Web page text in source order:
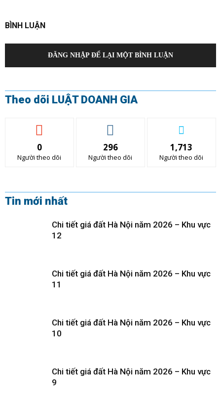
BÌNH LUẬN
ĐĂNG NHẬP ĐỂ LẠI MỘT BÌNH LUẬN
Theo dõi LUẬT DOANH GIA
0
Người theo dõi
296
Người theo dõi
1,713
Người theo dõi
Tin mới nhất
Chi tiết giá đất Hà Nội năm 2026 – Khu vực
12
Chi tiết giá đất Hà Nội năm 2026 – Khu vực
11
Chi tiết giá đất Hà Nội năm 2026 – Khu vực
10
Chi tiết giá đất Hà Nội năm 2026 – Khu vực
9